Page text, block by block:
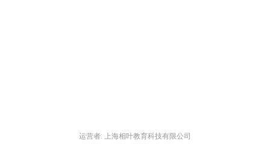
运营者: 上海相叶教育科技有限公司